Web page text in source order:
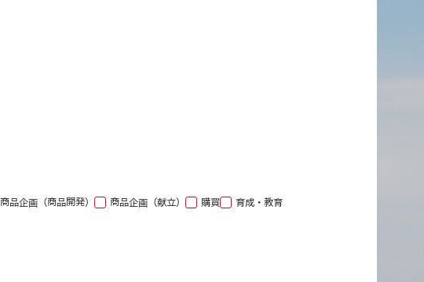
商品企画（商品開発） 商品企画（献立） 購買 育成・教育